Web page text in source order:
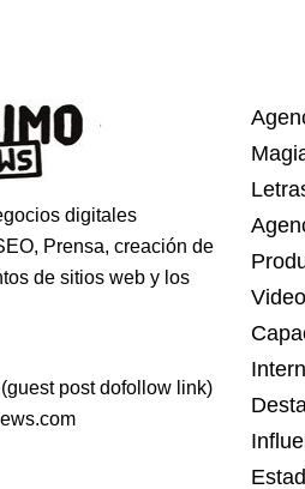
digitales
Prensa, creación de
de sitios web y los
post dofollow link)